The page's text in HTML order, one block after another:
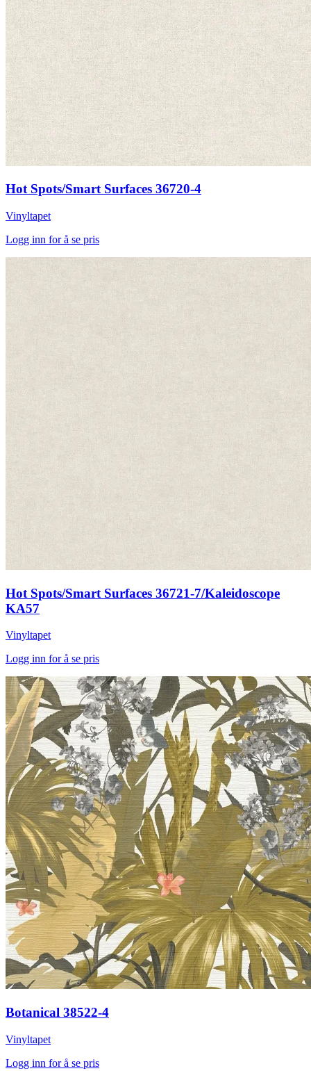
Hot Spots/Smart Surfaces 36720-4
Vinyltapet
Logg inn for å se pris
Hot Spots/Smart Surfaces 36721-7/Kaleidoscope
KA57
Vinyltapet
Logg inn for å se pris
Botanical 38522-4
Vinyltapet
Logg inn for å se pris